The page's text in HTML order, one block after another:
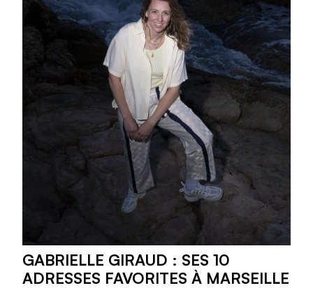
GABRIELLE GIRAUD : SES 10
ADRESSES FAVORITES À MARSEILLE